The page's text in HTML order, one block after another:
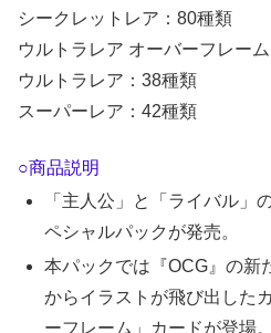
シークレットレア：80種類
ウルトラレア オーバーフレー
ウルトラレア：38種類
スーパーレア：42種類
○商品説明
「主人公」と「ライバル」
ペシャルパックが発売。
本パックでは『OCG』の新
からイラストが飛び出した
ーフレーム」カードが登場